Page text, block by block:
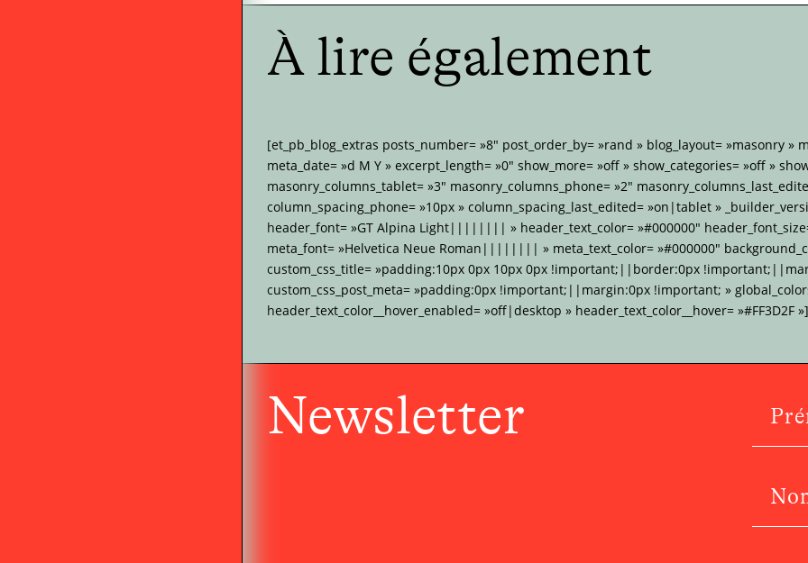
À lire également
[et_pb_blog_extras posts_number= »8″ post_order_by= »rand » blog_layout= »masonry »
meta_date= »d M Y » excerpt_length= »0″ show_more= »off » show_categories= »off »
masonry_columns_tablet= »3″ masonry_columns_phone= »2″
column_spacing_phone= »10px » column_spacing_last_edited= »on|tablet »
header_font= »GT Alpina Light|||||||| » header_text_color= »#000000″
meta_font= »Helvetica Neue Roman|||||||| » meta_text_color= »#000000″
custom_css_title= »padding:10px 0px 10px 0px !important;||border:0px
custom_css_post_meta= »padding:0px !important;||margin:0px !important; »
header_text_color__hover_enabled= »off|desktop » header_text_color__hover= »#FF3D2F
Newsletter